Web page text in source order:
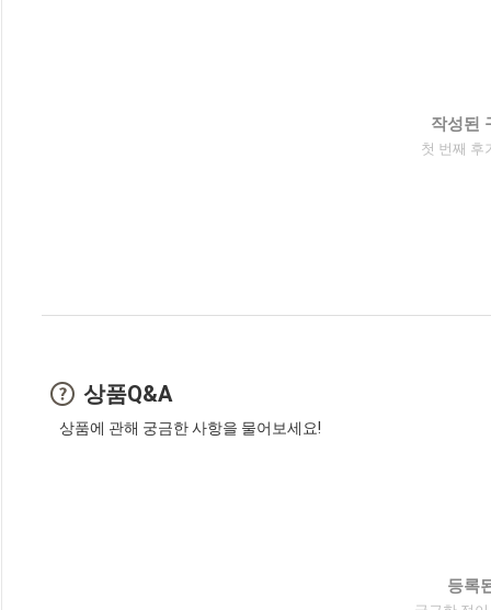
작성된
첫 번째 후
상품Q&A
상품에 관해 궁금한 사항을 물어보세요!
등록